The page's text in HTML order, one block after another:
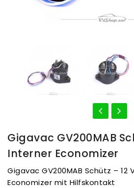
Gigavac GV200MAB
Interner Economizer
Gigavac GV200MAB Schütz – 12
Economizer mit Hilfskontakt